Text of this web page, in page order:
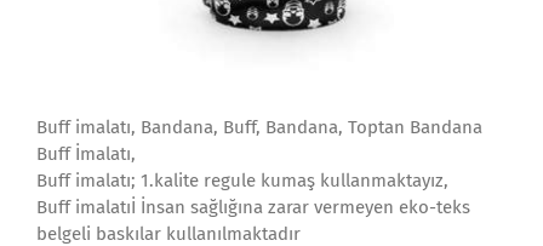
Buff imalatı, Bandana, Buff, Bandana, Toptan Bandana
Buff İmalatı,
Buff imalatı; 1.kalite regule kumaş kullanmaktayız,
Buff imalatıİ İnsan sağlığına zarar vermeyen eko-teks
belgeli baskılar kullanılmaktadır